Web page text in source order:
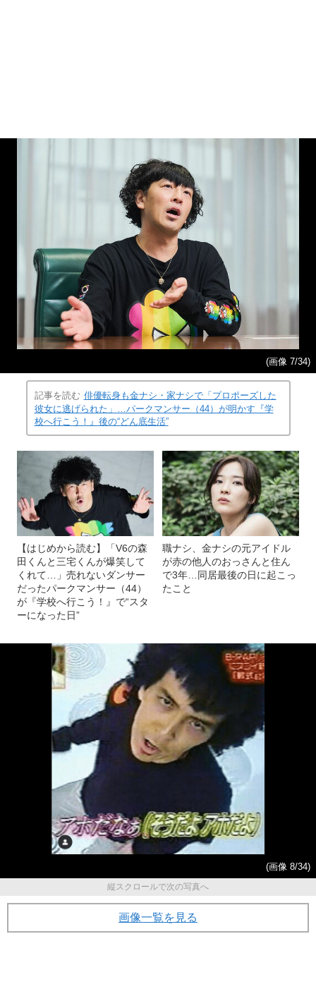
(画像 7/34)
記事を読む 俳優転身も金ナシ・家ナシで「プロポーズした
彼女に逃げられた」…パークマンサー（44）が明かす『学
校へ行こう！』後の“どん底生活”
【はじめから読む】「V6の森
田くんと三宅くんが爆笑して
くれて…」売れないダンサー
だったパークマンサー（44）
が『学校へ行こう！』で“スタ
ーになった日”
職ナシ、金ナシの元アイドル
が赤の他人のおっさんと住ん
で3年…同居最後の日に起こっ
たこと
(画像 8/34)
縦スクロールで次の写真へ
画像一覧を見る